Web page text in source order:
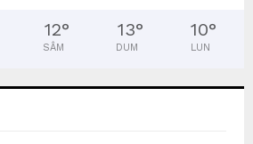
12°
SÂM
13°
DUM
10°
LUN